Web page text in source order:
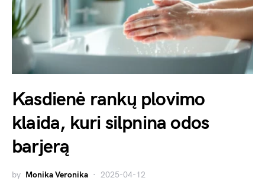
Kasdienė rankų plovimo
klaida, kuri silpnina odos
barjerą
by Monika Veronika 2025-04-12